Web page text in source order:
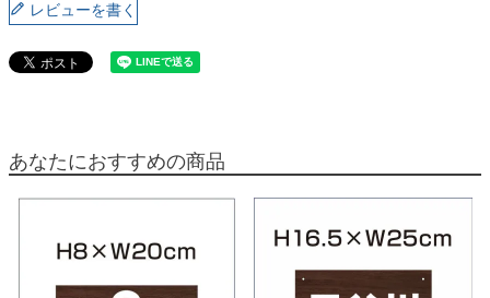
レビューを書く
あなたにおすすめの商品